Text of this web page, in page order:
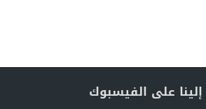
على الفيسبوك